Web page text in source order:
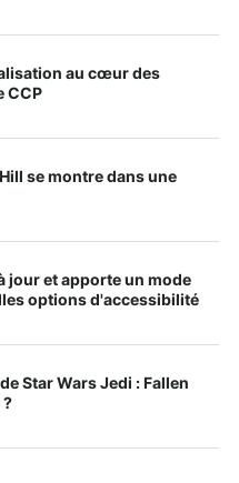
au cœur des
CCP
se montre dans une
jour et apporte un mode
options d'accessibilité
Star Wars Jedi : Fallen
?